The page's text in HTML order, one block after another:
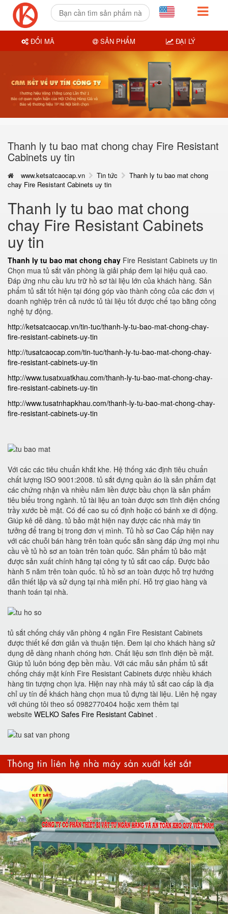
Thanh ly tu bao mat chong chay Fire Resistant
Cabinets uy tin
www.ketsatcaocap.vn Tin tức
Thanh ly tu bao mat chong
chay Fire Resistant Cabinets uy tin
Thanh ly tu bao mat chong
chay Fire Resistant Cabinets
uy tin
Thanh ly tu bao mat chong chay Fire Resistant Cabinets uy tin
Chọn mua tủ sắt văn phòng là giải pháp đem lại hiệu quả cao.
Đáp ứng nhu cầu lưu trữ hồ sơ tài liệu lớn của khách hàng. Sản
phẩm tủ sắt tốt hiện tại đóng góp vào thành công của các đơn vị
doanh nghiệp trên cả nước tủ tài liệu tốt được chế tạo bằng công
nghệ tự động.
http://ketsatcaocap.vn/tin-tuc/thanh-ly-tu-bao-mat-chong-chay-
fire-resistant-cabinets-uy-tin
http://tusatcaocap.com/tin-tuc/thanh-ly-tu-bao-mat-chong-chay-
fire-resistant-cabinets-uy-tin
http://www.tusatxuatkhau.com/thanh-ly-tu-bao-mat-chong-chay-
fire-resistant-cabinets-uy-tin
http://www.tusatnhapkhau.com/thanh-ly-tu-bao-mat-chong-chay-
fire-resistant-cabinets-uy-tin
Với các các tiêu chuẩn khắt khe. Hệ thống xác định tiêu chuẩn
chất lượng ISO 9001:2008. tủ sắt đựng quần áo là sản phẩm đạt
các chứng nhận và nhiều năm liền được bầu chọn là sản phẩm
tiêu biểu trong ngành. tủ tài liệu an toàn được sơn tĩnh điện chống
trầy xước bề mặt. Có đế cao su cố định hoặc có bánh xe di động.
Giúp kê dễ dàng. tủ bảo mật hiện nay được các nhà máy tin
tưởng để trang bị trong đơn vị mình. Tủ hồ sơ Cao Cấp hiện nay
với các chuỗi bán hàng trên toàn quốc sẵn sàng đáp ứng mọi nhu
cầu về tủ hồ sơ an toàn trên toàn quốc. Sản phẩm tủ bảo mật
được sản xuất chính hãng tại công ty tủ sắt cao cấp. Được bảo
hành 5 năm trên toàn quốc. tủ hồ sơ an toàn được hỗ trợ hướng
dẫn thiết lập và sử dụng tại nhà miễn phí. Hỗ trợ giao hàng và
thanh toán tại nhà.
tủ sắt chống cháy văn phòng 4 ngăn Fire Resistant Cabinets
được thiết kế đơn giản và thuận tiện. Đem lại cho khách hàng sử
dụng dễ dàng nhanh chóng hơn. Chất liệu sơn tĩnh điện bề mặt.
Giúp tủ luôn bóng đẹp bền mầu. Với các mẫu sản phẩm tủ sắt
chống cháy mặt kính Fire Resistant Cabinets được nhiều khách
hàng tin tượng chọn lựa. Hiện nay nhà máy tủ sắt cao cấp là địa
chỉ uy tín để khách hàng chọn mua tủ đựng tài liệu. Liên hệ ngay
với chúng tôi theo số 0982770404 hoặc xem thêm tại
website WELKO Safes Fire Resistant Cabinet .
ĐỔI MÃ SẢN PHẨM ĐẠI LÝ